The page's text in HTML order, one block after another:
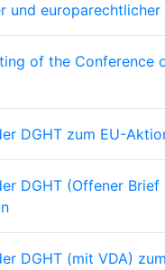
und europarechtlicher
of the Conference
DGHT zum EU-
DGHT (Offener
DGHT (mit VDA)